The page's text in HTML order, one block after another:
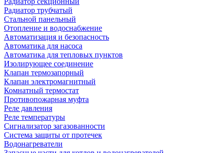
Радиатор трубчатый
Стальной панельный
Отопление и водоснабжение
Автоматизация и безопасность
Автоматика для насоса
Автоматика для тепловых пунктов
Изолирующее соединение
Клапан термозапорный
Клапан электромагнитный
Комнатный термостат
Противопожарная муфта
Реле давления
Реле температуры
Сигнализатор загазованности
Система защиты от протечек
Водонагреватели